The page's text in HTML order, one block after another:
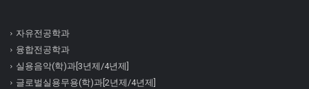
자유전공학과
융합전공학과
실용음악(학)과[3년제/4년제]
글로벌실용무용(학)과[2년제/4년제]